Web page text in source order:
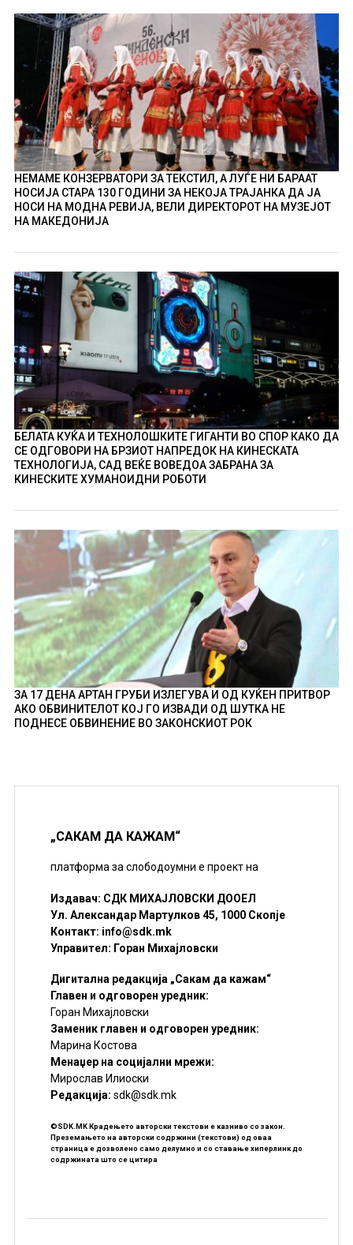
НЕМАМЕ КОНЗЕРВАТОРИ ЗА ТЕКСТИЛ, А ЛУЃЕ НИ БАРААТ
НОСИЈА СТАРА 130 ГОДИНИ ЗА НЕКОЈА ТРАЈАНКА ДА ЈА
НОСИ НА МОДНА РЕВИЈА, ВЕЛИ ДИРЕКТОРОТ НА МУЗЕЈОТ
НА МАКЕДОНИЈА
БЕЛАТА КУЌА И ТЕХНОЛОШКИТЕ ГИГАНТИ ВО СПОР КАКО ДА
СЕ ОДГОВОРИ НА БРЗИОТ НАПРЕДОК НА КИНЕСКАТА
ТЕХНОЛОГИЈА, САД ВЕЌЕ ВОВЕДОА ЗАБРАНА ЗА
КИНЕСКИТЕ ХУМАНОИДНИ РОБОТИ
ЗА 17 ДЕНА АРТАН ГРУБИ ИЗЛЕГУВА И ОД КУЌЕН ПРИТВОР
АКО ОБВИНИТЕЛОТ КОЈ ГО ИЗВАДИ ОД ШУТКА НЕ
ПОДНЕСЕ ОБВИНЕНИЕ ВО ЗАКОНСКИОТ РОК
„САКАМ ДА КАЖАМ“
платформа за слободоумни е проект на
Издавач: СДК МИХАЈЛОВСКИ ДООЕЛ
Ул. Александар Мартулков 45, 1000 Скопје
Контакт: info@sdk.mk
Управител: Горан Михајловски
Дигитална редакција „Сакам да кажам“
Главен и одговорен уредник:
Горан Михајловски
Заменик главен и одговорен уредник:
Марина Костова
Менаџер на социјални мрежи:
Мирослав Илиоски
Редакцијa: sdk@sdk.mk
©SDK.MK Крадењето авторски текстови е казниво со закон.
Преземањето на авторски содржини (текстови) од оваа
страница е дозволено само делумно и со ставање хиперлинк до
содржината што се цитира